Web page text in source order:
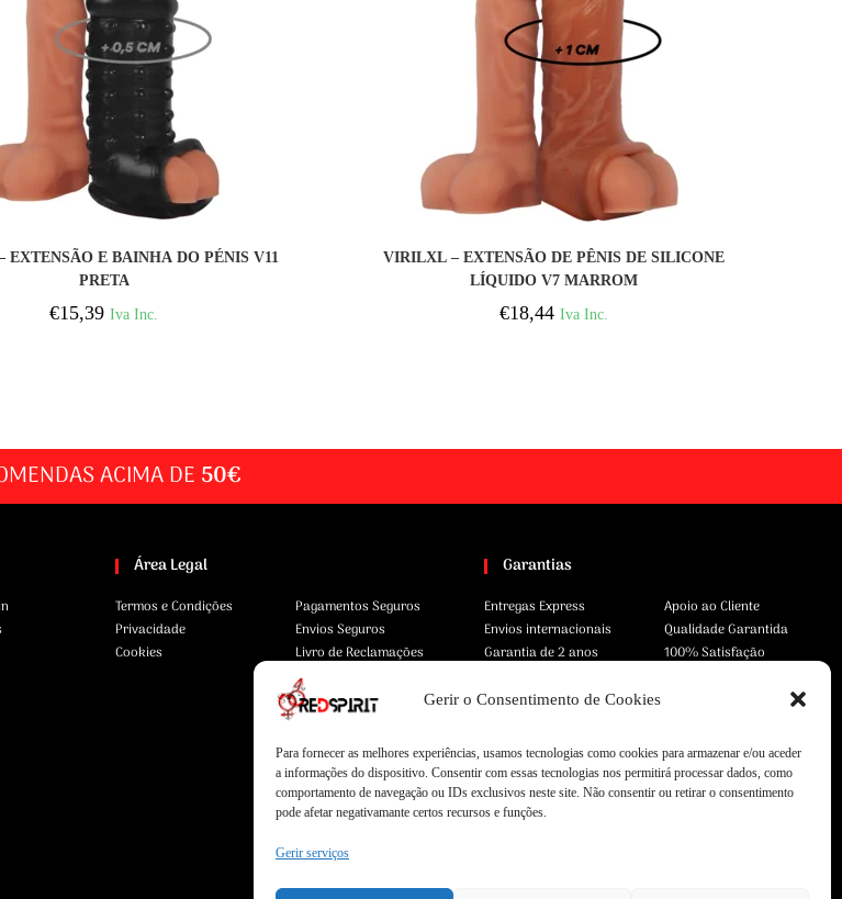
Gerir o Consentimento de Cookies
Para fornecer as melhores experiências, usamos tecnologias como cookies para armazenar e/ou aceder
a informações do dispositivo. Consentir com essas tecnologias nos permitirá processar dados, como
comportamento de navegação ou IDs exclusivos neste site. Não consentir ou retirar o consentimento
pode afetar negativamante certos recursos e funções.
Gerir serviços
COMPRAR
EXTENSÃO E BAINHA DO PÉNIS V11
PRETA
€15,39 Iva Inc.
COMPRAR
VIRILXL – EXTENSÃO DE PÊNIS DE SILICONE
LÍQUIDO V7 MARROM
€18,44 Iva Inc.
ACIMA DE 50€
Área Legal
Termos e Condições
Privacidade
Cookies
Pagamentos Seguros
Envios Seguros
Livro de Reclamações
Garantias
Entregas Express
Envios internacionais
Garantia de 2 anos
Apoio ao Cliente
Qualidade Garantida
100% Satisfação